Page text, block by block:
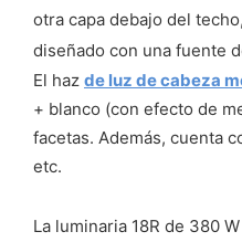
otra capa debajo del
diseñado con una fuente
El haz de luz de cabeza
+ blanco (con efecto de
facetas. Además, cuenta
etc.
La luminaria 18R de 380